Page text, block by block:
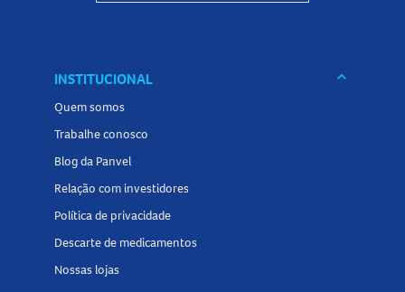
INSTITUCIONAL keyboard_arrow_down
Quem somos
Trabalhe conosco
Blog da Panvel
Relação com investidores
Política de privacidade
Descarte de medicamentos
Nossas lojas